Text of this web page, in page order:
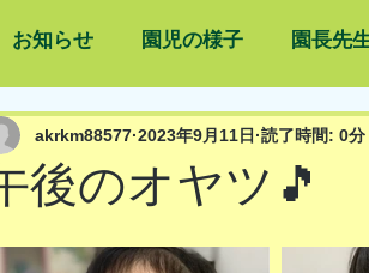
お知らせ 園児の様子 園長先
後のオヤツ🎵
akrkm88577 2023年9月11日 読了時間: 0分